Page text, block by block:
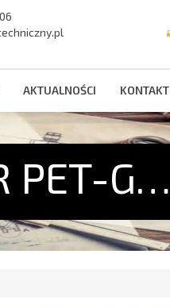
AKTUALNOŚCI KONTAKT
PET-G…